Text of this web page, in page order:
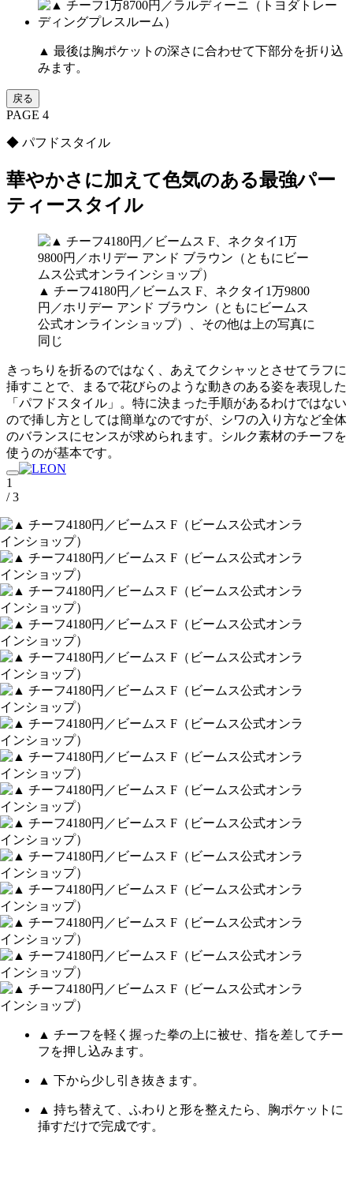
▲ 最後は胸ポケットの深さに合わせて下部分を折り込
みます。
戻る
PAGE 4
◆ パフドスタイル
華やかさに加えて色気のある最強パー
ティースタイル
▲ チーフ4180円／ビームス F、ネクタイ1万9800
円／ホリデー アンド ブラウン（ともにビームス
公式オンラインショップ）、その他は上の写真に
同じ
きっちりを折るのではなく、あえてクシャッとさせてラフに
挿すことで、まるで花びらのような動きのある姿を表現した
「パフドスタイル」。特に決まった手順があるわけではない
ので挿し方としては簡単なのですが、シワの入り方など全体
のバランスにセンスが求められます。シルク素材のチーフを
使うのが基本です。
1
/ 3
▲ チーフを軽く握った拳の上に被せ、指を差してチー
フを押し込みます。
▲ 下から少し引き抜きます。
▲ 持ち替えて、ふわりと形を整えたら、胸ポケットに
挿すだけで完成です。